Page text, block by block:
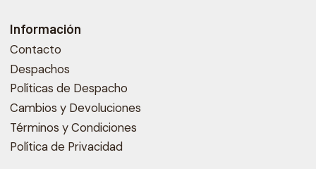
Información
Contacto
Despachos
Políticas de Despacho
Cambios y Devoluciones
Términos y Condiciones
Política de Privacidad